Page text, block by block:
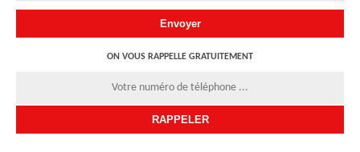
ON VOUS RAPPELLE GRATUITEMENT